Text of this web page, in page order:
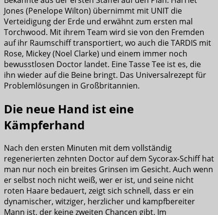
Jones (Penelope Wilton) übernimmt mit UNIT die
Verteidigung der Erde und erwähnt zum ersten mal
Torchwood. Mit ihrem Team wird sie von den Fremden
auf ihr Raumschiff transportiert, wo auch die TARDIS mit
Rose, Mickey (Noel Clarke) und einem immer noch
bewusstlosen Doctor landet. Eine Tasse Tee ist es, die
ihn wieder auf die Beine bringt. Das Universalrezept für
Problemlösungen in Großbritannien.
Die neue Hand ist eine
Kämpferhand
Nach den ersten Minuten mit dem vollständig
regenerierten zehnten Doctor auf dem Sycorax-Schiff hat
man nur noch ein breites Grinsen im Gesicht. Auch wenn
er selbst noch nicht weiß, wer er ist, und seine nicht
roten Haare bedauert, zeigt sich schnell, dass er ein
dynamischer, witziger, herzlicher und kampfbereiter
Mann ist, der keine zweiten Chancen gibt. Im